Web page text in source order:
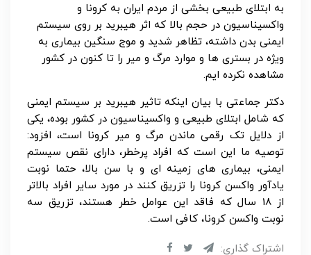
به ابتلای طبیعی بخشی از مردم ایران به کرونا و
واکسیناسیون در حجم بالا که اثر هیبرید بر روی سیستم
ایمنی بدن داشته، تظاهر شدید و موج سنگین بیماری به
ویژه در بستری ها و موارد مرگ و میر را تا کنون در کشور
مشاهده نکرده ایم.
دکتر جماعتی با بیان اینکه تاثیر هیبرید بر سیستم ایمنی
که شامل ابتلای طبیعی و واکسیناسیون در کشور بوده، یکی
از دلایل تک رقمی ماندن مرگ و میر کرونا است، افزود:
توصیه ما این است که افراد پرخطر، دارای نقص سیستم
ایمنی، بیماری های زمینه ای و با سن بالا، حتما نوبت
یادآور واکسن کرونا را تزریق کنند در مورد سایر افراد بالاتر
از 18 سال که فاقد این عوامل خطر هستند، تزریق سه
نوبت واکسن کرونا، کافی است.
اشتراک گذاری: